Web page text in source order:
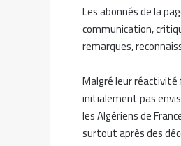
Les abonnés de la
communication,
remarques,
Malgré leur
initialement pas
les Algériens de
surtout après des